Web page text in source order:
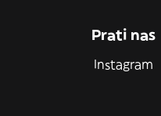
Prati nas
Instagram